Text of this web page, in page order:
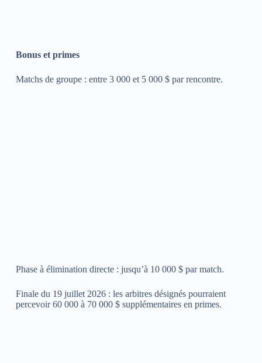
Bonus et primes
Matchs de groupe : entre 3 000 et 5 000 $ par rencontre.
Phase à élimination directe : jusqu’à 10 000 $ par match.
Finale du 19 juillet 2026 : les arbitres désignés pourraient
percevoir 60 000 à 70 000 $ supplémentaires en primes.